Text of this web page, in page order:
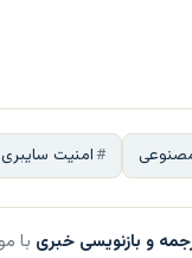
امنیت سایبری
و بازنویسی خبری با